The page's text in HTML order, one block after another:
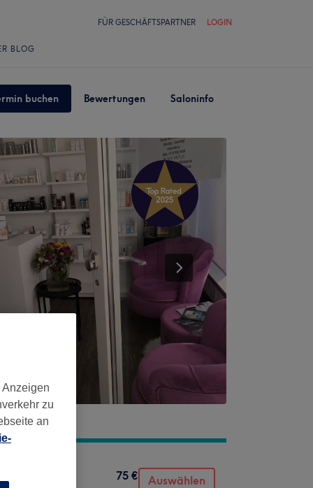
FÜR GESCHÄFTSPARTNER LOGIN
BLOG
buchen Bewertungen Saloninfo
75 € Auswählen
zu
an